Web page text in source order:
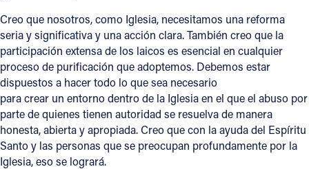
FACEBOOK
INSTAGRAM
YOUTUBE
VIMEO
Creo que nosotros, como Iglesia, necesitamos una reforma
seria y significativa y una acción clara. También creo que la
participación extensa de los laicos es esencial en cualquier
proceso de purificación que adoptemos. Debemos estar
dispuestos a hacer todo lo que sea necesario
para crear un entorno dentro de la Iglesia en el que el abuso por
parte de quienes tienen autoridad se resuelva de manera
honesta, abierta y apropiada. Creo que con la ayuda del Espíritu
Santo y las personas que se preocupan profundamente por la
Iglesia, eso se logrará.